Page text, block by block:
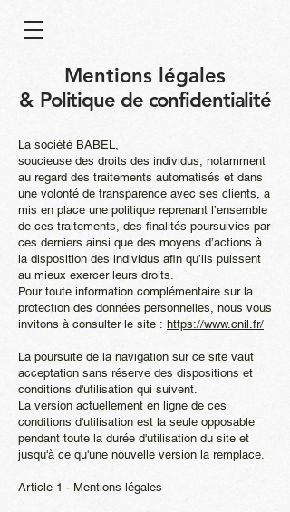
Mentions légales
& Politique de confidentialité
La société BABEL,
soucieuse des droits des individus, notamment
au regard des traitements automatisés et dans
une volonté de transparence avec ses clients, a
mis en place une politique reprenant l’ensemble
de ces traitements, des finalités poursuivies par
ces derniers ainsi que des moyens d’actions à
la disposition des individus afin qu’ils puissent
au mieux exercer leurs droits.
Pour toute information complémentaire sur la
protection des données personnelles, nous vous
invitons à consulter le site : https://www.cnil.fr/
La poursuite de la navigation sur ce site vaut
acceptation sans réserve des dispositions et
conditions d'utilisation qui suivent.
La version actuellement en ligne de ces
conditions d'utilisation est la seule opposable
pendant toute la durée d'utilisation du site et
jusqu'à ce qu'une nouvelle version la remplace.
Article 1 - Mentions légales